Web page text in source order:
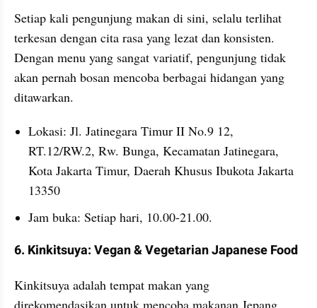
Setiap kali pengunjung makan di sini, selalu terlihat
terkesan dengan cita rasa yang lezat dan konsisten.
Dengan menu yang sangat variatif, pengunjung tidak
akan pernah bosan mencoba berbagai hidangan yang
ditawarkan.
Lokasi: Jl. Jatinegara Timur II No.9 12,
RT.12/RW.2, Rw. Bunga, Kecamatan Jatinegara,
Kota Jakarta Timur, Daerah Khusus Ibukota Jakarta
13350
Jam buka: Setiap hari, 10.00-21.00.
6. Kinkitsuya: Vegan & Vegetarian Japanese Food
Kinkitsuya adalah tempat makan yang
direkomendasikan untuk mencoba makanan Jepang